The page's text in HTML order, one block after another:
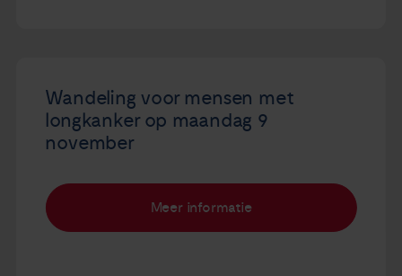
Wandeling voor mensen met
longkanker op maandag 9
november
Meer informatie